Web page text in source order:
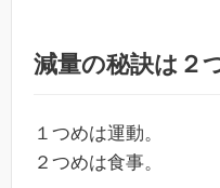
減量の秘訣は２
１つめは運動。
２つめは食事。